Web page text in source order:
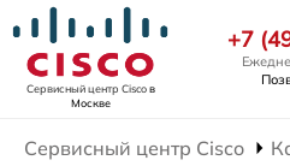
Сервисный центр Ciscoв
Москве
+7
Сервисный центр Cisco